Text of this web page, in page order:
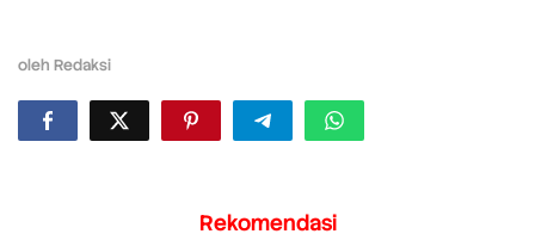
oleh Redaksi
Rekomendasi